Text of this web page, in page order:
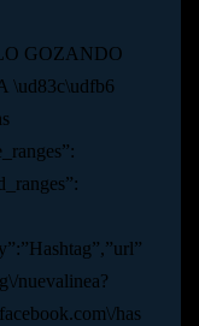
GOZANDO
\ud83c\udfb6
nuevalinea?
has